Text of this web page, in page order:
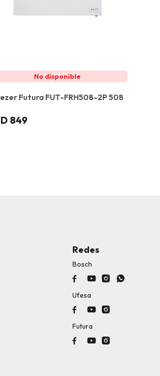
Futura FUT-FRH508-2P 508
849
Redes
Bosch
   
Ufesa
  
Futura
  